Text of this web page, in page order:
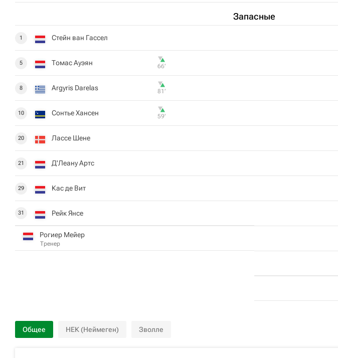
Запасные
1 Стейн ван Гассел
5 Томас Ауэян 66‎’‎
8 Argyris Darelas 81‎’‎
10 Сонтье Хансен 59‎’‎
20 Лассе Шене
21 Д'Леану Артс
29 Кас де Вит
31 Рейк Янсе
Рогиер Мейер
Тренер
Общее НЕК (Неймеген) Зволле